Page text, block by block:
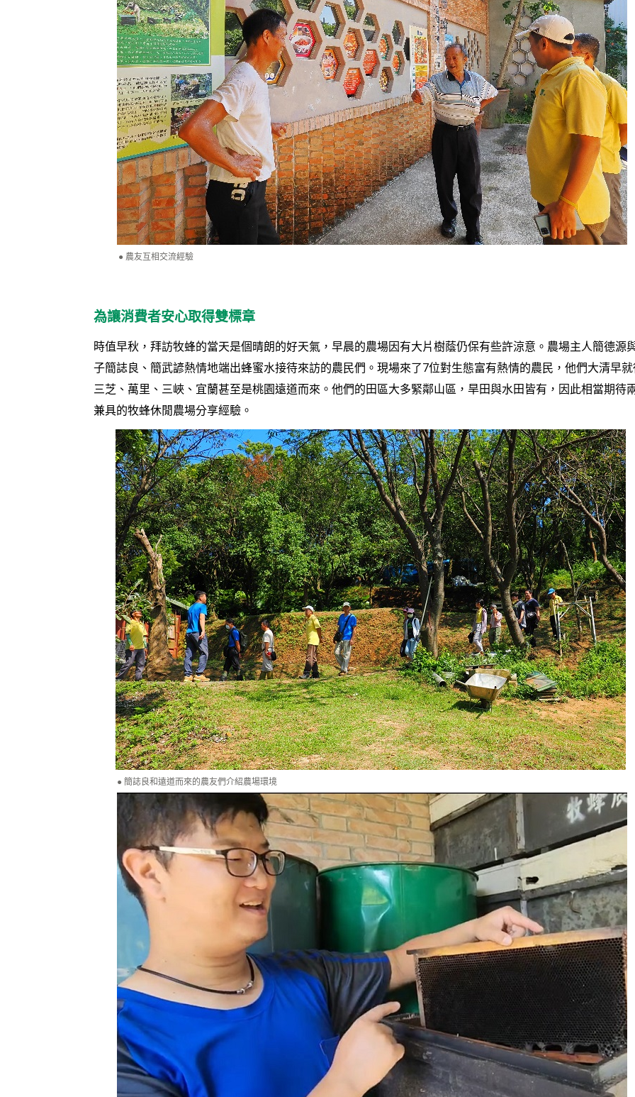
農友互相交流經驗
為讓消費者安心取得雙標章
時值早秋，拜訪牧蜂的當天是個晴朗的好天氣，早晨的農場因有大片樹蔭仍保有些許涼意。農場主人簡德源
子簡誌良、簡武諺熱情地端出蜂蜜水接待來訪的農民們。現場來了7位對生態富有熱情的農民，他們大清早
三芝、萬里、三峽、宜蘭甚至是桃園遠道而來。他們的田區大多緊鄰山區，旱田與水田皆有，因此相當期待
兼具的牧蜂休閒農場分享經驗。
簡誌良和遠道而來的農友們介紹農場環境